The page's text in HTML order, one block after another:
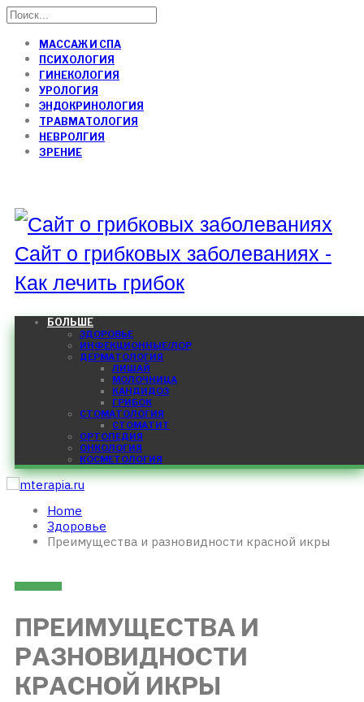
МАССАЖ И СПА
ПСИХОЛОГИЯ
ГИНЕКОЛОГИЯ
УРОЛОГИЯ
ЭНДОКРИНОЛОГИЯ
ТРАВМАТОЛОГИЯ
НЕВРОЛГИЯ
ЗРЕНИЕ
Сайт о грибковых заболеваниях -
Как лечить грибок
БОЛЬШЕ
ЗДОРОВЬЕ
ИНФЕКЦИОННЫЕ/ЛОР
ДЕРМАТОЛОГИЯ
ЛИШАЙ
МОЛОЧНИЦА
КАНДИДОЗ
ГРИБОК
СТОМАТОЛОГИЯ
СТОМАТИТ
ОРТОПЕДИЯ
ОНКОЛОГИЯ
КОСМЕТОЛОГИЯ
Home
Здоровье
Преимущества и разновидности красной икры
ПРЕИМУЩЕСТВА И
РАЗНОВИДНОСТИ
КРАСНОЙ ИКРЫ